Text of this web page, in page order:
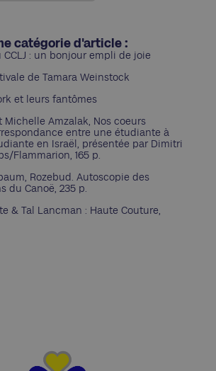
catégorie d'article :
CCLJ : un bonjour empli de joie
de Tamara Weinstock
et leurs fantômes
Michelle Amzalak, Nos coeurs
entre une étudiante à
en Israël, présentée par Dimitri
Flammarion, 165 p.
Rozebud. Autoscopie des
du Canoë, 235 p.
& Tal Lancman : Haute Couture,